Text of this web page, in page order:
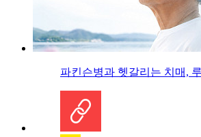
파킨슨병과 헷갈리는 치매,